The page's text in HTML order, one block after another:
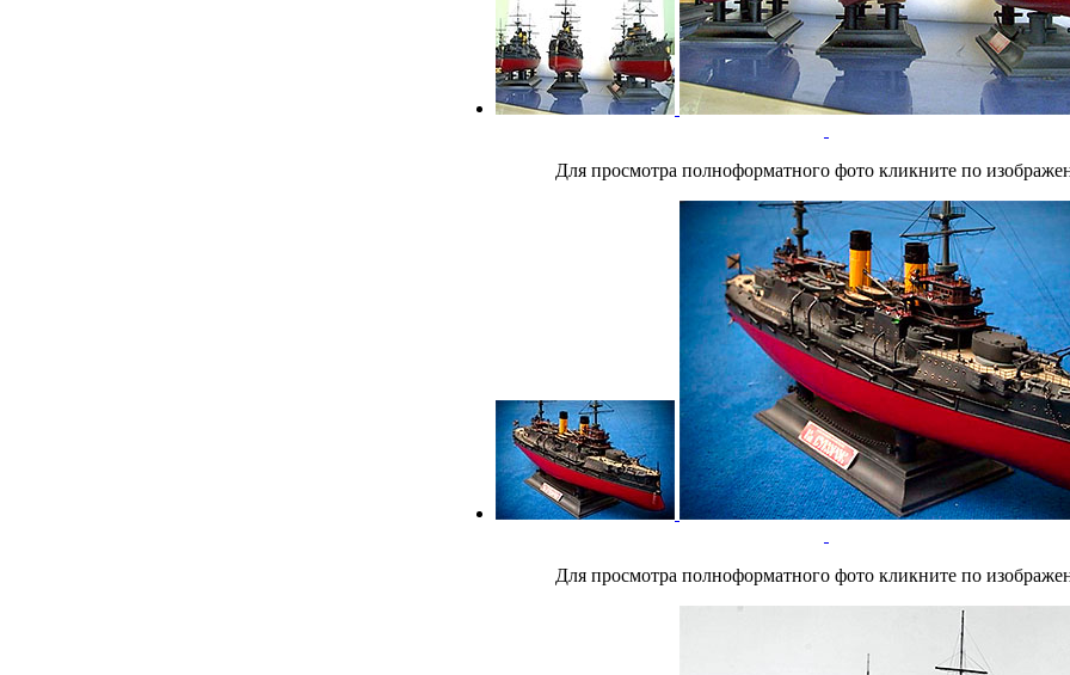
Для просмотра полноформатного фото кликните по
Для просмотра полноформатного фото кликните по